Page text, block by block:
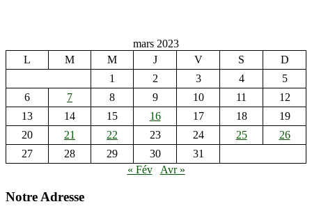
mars 2023
L
M M J V S
D
1
2 3 4
5
6
7 8 9 10 11
12
13
14 15 16 17 18
19
20
21 22 23 24 25
26
27
28 29 30
31
« Fév
Avr »
Notre Adresse